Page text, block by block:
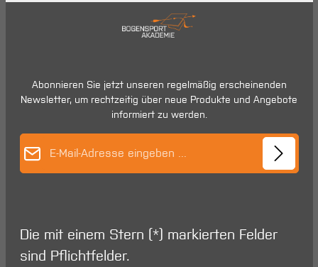
Abonnieren Sie jetzt unseren regelmäßig erscheinenden
Newsletter, um rechtzeitig über neue Produkte und Angebote
informiert zu werden.
Die mit einem Stern (*) markierten Felder
sind Pflichtfelder.